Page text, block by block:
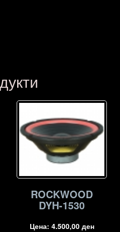
ROCKWOOD
DYH-1530
Цена: 4.500,00 ден